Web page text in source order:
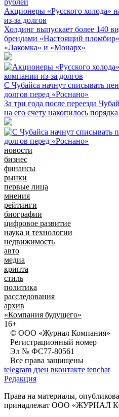
Акционеры «Русского холода»
из-за долгов
Холдинг выпускает более 140
брендами «Настоящий
«Лакомка» и «Монарх»
С Чубайса начнут списывать
долгов перед «Роснано»
За три года после переезда
на его счету накопилось
новости
бизнес
финансы
рынки
первые лица
мнения
рейтинги
биографии
цифровое развитие
наука и технологии
недвижимость
авто
медиа
крипта
стиль
политика
расследования
архив
«Компания будущего»
16+
© ООО «Журнал Компания»
Регистрационный номер
Эл № ФС77-80561
Все права защищены
telegram дзен вконтакте tenchat
Редакция
Права на материалы,
принадлежат ООО «ЖУРНАЛ